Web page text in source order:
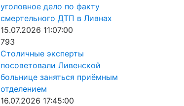
уголовное дело по факту
смертельного ДТП в Ливнах
15.07.2026 11:07:00
793
Столичные эксперты
посоветовали Ливенской
больнице заняться приёмным
отделением
16.07.2026 17:45:00